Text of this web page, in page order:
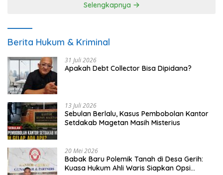
Selengkapnya
Berita Hukum & Kriminal
31 Juli 2026
Apakah Debt Collector Bisa Dipidana?
13 Juli 2026
Sebulan Berlalu, Kasus Pembobolan Kantor
Setdakab Magetan Masih Misterius
20 Mei 2026
Babak Baru Polemik Tanah di Desa Gerih:
Kuasa Hukum Ahli Waris Siapkan Opsi